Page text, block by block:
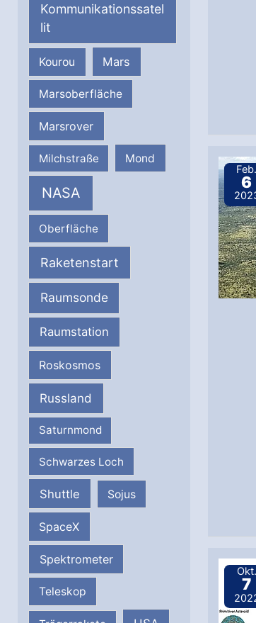
Kommunikationssatel
lit
Kourou Mars
Marsoberfläche
Marsrover
Milchstraße Mond
NASA
Oberfläche
Raketenstart
Raumsonde
Raumstation
Roskosmos
Russland
Saturnmond
Schwarzes Loch
Shuttle Sojus
SpaceX
Spektrometer
Teleskop
Feb.
6
Okt.
7